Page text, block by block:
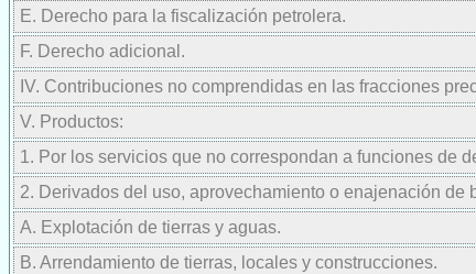
E. Derecho para la fiscalización petrolera.
F. Derecho adicional.
IV. Contribuciones no comprendidas en las fracciones
V. Productos:
1. Por los servicios que no correspondan a funciones de
2. Derivados del uso, aprovechamiento o enajenación
A. Explotación de tierras y aguas.
B. Arrendamiento de tierras, locales y construcciones.